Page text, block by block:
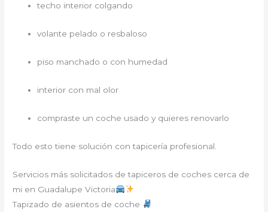
techo interior colgando
volante pelado o resbaloso
piso manchado o con humedad
interior con mal olor
compraste un coche usado y quieres renovarlo
Todo esto tiene solución con tapicería profesional.
Servicios más solicitados de tapiceros de coches cerca de
mi en Guadalupe Victoria
Tapizado de asientos de coche